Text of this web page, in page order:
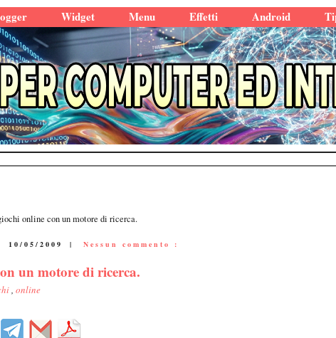
Widget Menu Effetti Android
online con un motore di ricerca.
10/05/2009 | Nessun commento :
un motore di ricerca.
, online